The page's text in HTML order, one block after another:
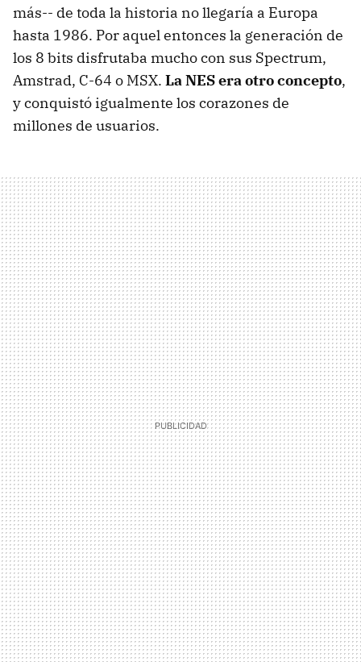
más-- de toda la historia no llegaría a Europa
hasta 1986. Por aquel entonces la generación de
los 8 bits disfrutaba mucho con sus Spectrum,
Amstrad, C-64 o MSX. La NES era otro concepto,
y conquistó igualmente los corazones de
millones de usuarios.